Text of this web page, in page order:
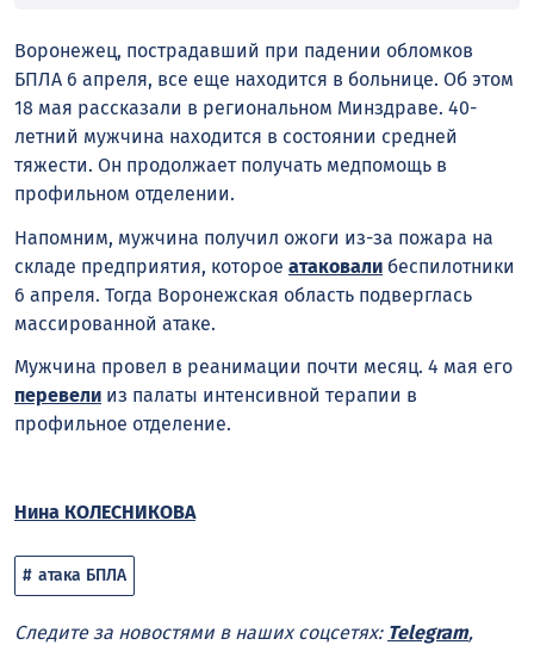
Воронежец, пострадавший при падении обломков
БПЛА 6 апреля, все еще находится в больнице. Об этом
18 мая рассказали в региональном Минздраве. 40-
летний мужчина находится в состоянии средней
тяжести. Он продолжает получать медпомощь в
профильном отделении.
Напомним, мужчина получил ожоги из-за пожара на
складе предприятия, которое атаковали беспилотники
6 апреля. Тогда Воронежская область подверглась
массированной атаке.
Мужчина провел в реанимации почти месяц. 4 мая его
перевели из палаты интенсивной терапии в
профильное отделение.
Нина КОЛЕСНИКОВА
атака БПЛА
Следите за новостями в наших соцсетях: Telegram,